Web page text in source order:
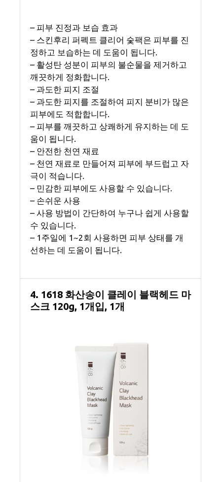
– 피부 진정과 보습 효과
– 스킨후리 퍼펙트 클리어 숯팩은 피부를 진
정하고 보습하는 데 도움이 됩니다.
– 활성탄 성분이 피부의 불순물을 제거하고
깨끗하게 정화합니다.
– 과도한 피지 조절
– 과도한 피지를 조절하여 피지 분비가 많은
피부에도 적합합니다.
– 피부를 깨끗하고 상쾌하게 유지하는 데 도
움이 됩니다.
– 안전한 천연 재료
– 천연 재료로 만들어져 피부에 부드럽고 자
극이 적습니다.
– 민감한 피부에도 사용할 수 있습니다.
– 손쉬운 사용
– 사용 방법이 간단하여 누구나 쉽게 사용할
수 있습니다.
– 1주일에 1~2회 사용하면 피부 상태를 개
선하는 데 도움이 됩니다.
4. 1618 화산송이 클레이 블랙헤드 마
스크 120g, 1개입, 1개